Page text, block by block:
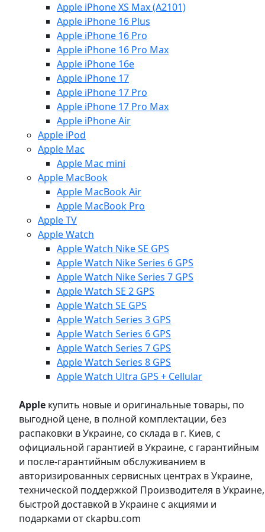
Apple iPhone XS Max (A2101)
Apple iPhone 16 Plus
Apple iPhone 16 Pro
Apple iPhone 16 Pro Max
Apple iPhone 16e
Apple iPhone 17
Apple iPhone 17 Pro
Apple iPhone 17 Pro Max
Apple iPhone Air
Apple iPod
Apple Mac
Apple Mac mini
Apple MacBook
Apple MacBook Air
Apple MacBook Pro
Apple TV
Apple Watch
Apple Watch Nike SE GPS
Apple Watch Nike Series 6 GPS
Apple Watch Nike Series 7 GPS
Apple Watch SE 2 GPS
Apple Watch SE GPS
Apple Watch Series 3 GPS
Apple Watch Series 6 GPS
Apple Watch Series 7 GPS
Apple Watch Series 8 GPS
Apple Watch Ultra GPS + Cellular
Apple купить новые и оригинальные товары, по
выгодной цене, в полной комплектации, без
распаковки в Украине, со склада в г. Киев, с
официальной гарантией в Украине, с гарантийным
и после-гарантийным обслуживанием в
авторизированных сервисных центрах в Украине,
технической поддержкой Производителя в Украине,
быстрой доставкой в Украине с акциями и
подарками от ckapbu.com